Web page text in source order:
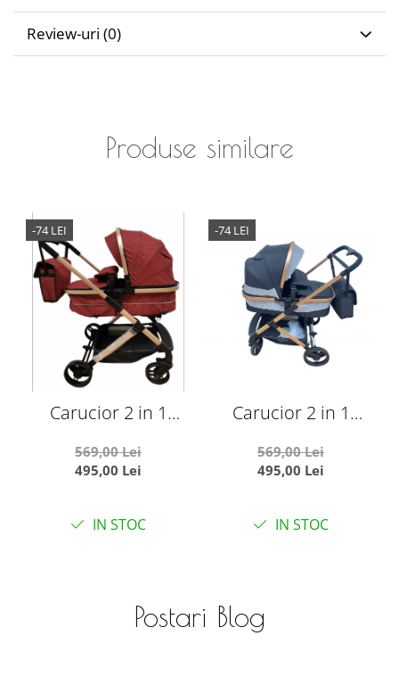
Review-uri (0)
Produse similare
-74 LEI
Carucior 2 in 1
sport, 608 Rosu
569,00 Lei
495,00 Lei
IN STOC
-74 LEI
Carucior 2 in 1
sport, 608 Negru
569,00 Lei
495,00 Lei
IN STOC
Postari Blog